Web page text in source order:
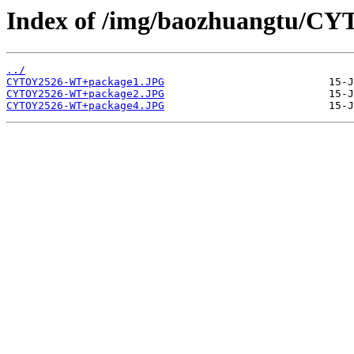
Index of /img/baozhuangtu/
../
CYTOY2526-WT+package1.JPG
CYTOY2526-WT+package2.JPG
CYTOY2526-WT+package4.JPG